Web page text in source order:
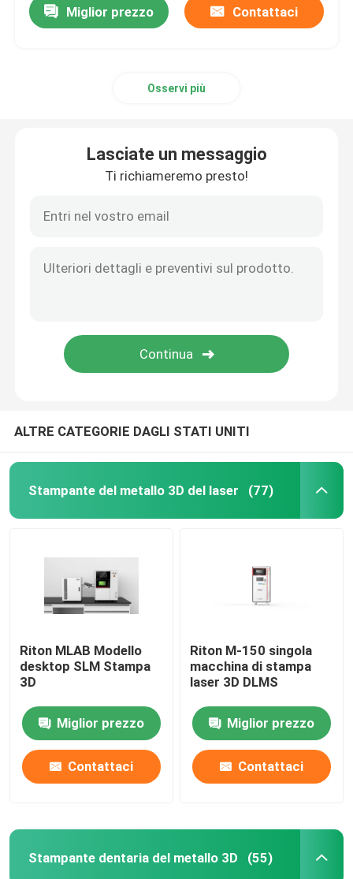
Miglior prezzo Contattaci
Osservi più
Lasciate un messaggio
Ti richiameremo presto!
ALTRE CATEGORIE DAGLI STATI UNITI
Stampante del metallo 3D del laser (77)
Riton MLAB Modello
desktop SLM Stampa
3D
Miglior prezzo
Contattaci
Riton M-150 singola
macchina di stampa
laser 3D DLMS
Miglior prezzo
Contattaci
Stampante dentaria del metallo 3D (55)